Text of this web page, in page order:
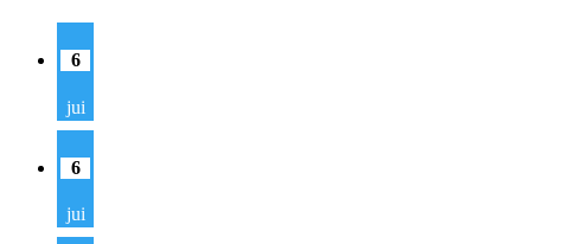
6
jui
6
jui